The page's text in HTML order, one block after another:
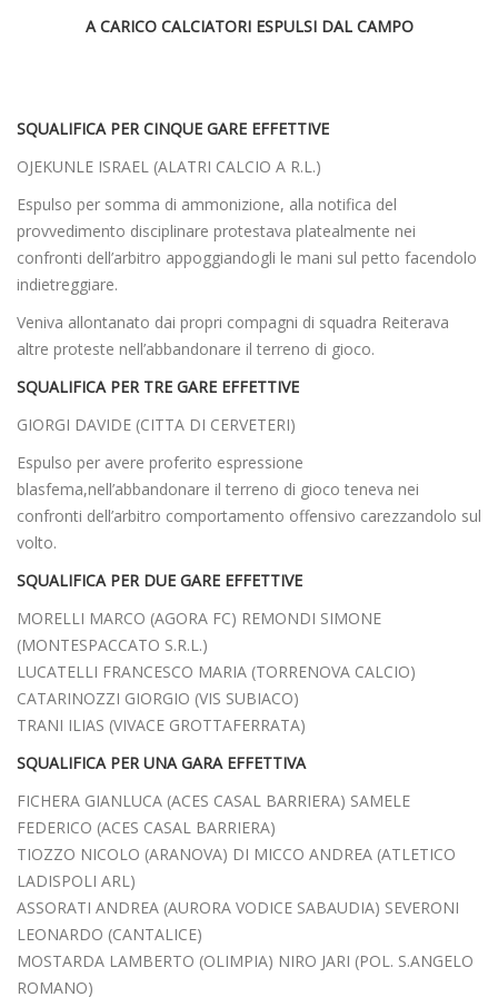
A CARICO CALCIATORI ESPULSI DAL CAMPO
SQUALIFICA PER CINQUE GARE EFFETTIVE
OJEKUNLE ISRAEL (ALATRI CALCIO A R.L.)
Espulso per somma di ammonizione, alla notifica del
provvedimento disciplinare protestava platealmente nei
confronti dell’arbitro appoggiandogli le mani sul petto facendolo
indietreggiare.
Veniva allontanato dai propri compagni di squadra Reiterava
altre proteste nell’abbandonare il terreno di gioco.
SQUALIFICA PER TRE GARE EFFETTIVE
GIORGI DAVIDE (CITTA DI CERVETERI)
Espulso per avere proferito espressione
blasfema,nell’abbandonare il terreno di gioco teneva nei
confronti dell’arbitro comportamento offensivo carezzandolo sul
volto.
SQUALIFICA PER DUE GARE EFFETTIVE
MORELLI MARCO (AGORA FC) REMONDI SIMONE
(MONTESPACCATO S.R.L.)
LUCATELLI FRANCESCO MARIA (TORRENOVA CALCIO)
CATARINOZZI GIORGIO (VIS SUBIACO)
TRANI ILIAS (VIVACE GROTTAFERRATA)
SQUALIFICA PER UNA GARA EFFETTIVA
FICHERA GIANLUCA (ACES CASAL BARRIERA) SAMELE
FEDERICO (ACES CASAL BARRIERA)
TIOZZO NICOLO (ARANOVA) DI MICCO ANDREA (ATLETICO
LADISPOLI ARL)
ASSORATI ANDREA (AURORA VODICE SABAUDIA) SEVERONI
LEONARDO (CANTALICE)
MOSTARDA LAMBERTO (OLIMPIA) NIRO JARI (POL. S.ANGELO
ROMANO)